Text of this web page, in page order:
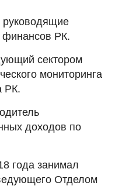
руководящие
финансов РК.
сектором
мониторинга
РК.
доходов по
года занимал
Отделом